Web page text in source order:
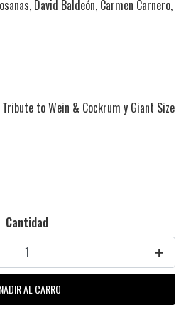
David Baldeón, Carmen Carnero,
to Wein & Cockrum y Giant Size
Cantidad
+